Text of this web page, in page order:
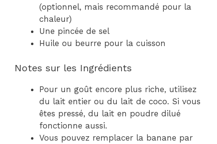
(optionnel, mais recommandé pour la
chaleur)
Une pincée de sel
Huile ou beurre pour la cuisson
Notes sur les Ingrédients
Pour un goût encore plus riche, utilisez
du lait entier ou du lait de coco. Si vous
êtes pressé, du lait en poudre dilué
fonctionne aussi.
Vous pouvez remplacer la banane par